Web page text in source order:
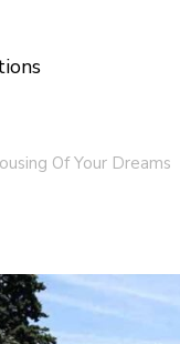
Of Your Dreams